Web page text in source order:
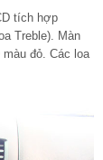
tích hợp
Treble). Màn
đỏ. Các loa